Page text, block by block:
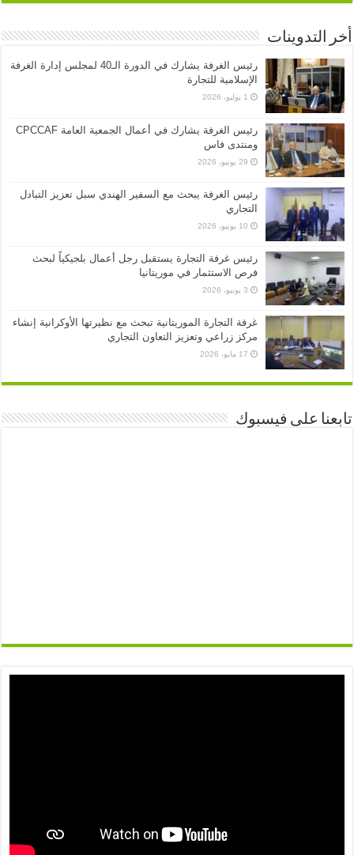
أخر التدوينات
رئيس الغرفة يشارك في الدورة الـ40 لمجلس إدارة الغرفة
الإسلامية للتجارة
1 يوليو، 2026
رئيس الغرفة يشارك في أعمال الجمعية العامة CPCCAF
ومنتدى فاس
29 يونيو، 2026
رئيس الغرفة يبحث مع السفير الهندي سبل تعزيز التبادل
التجاري
10 يونيو، 2026
رئيس غرفة التجارة يستقبل رجل أعمال بلجيكياً لبحث
فرص الاستثمار في موريتانيا
3 يونيو، 2026
غرفة التجارة الموريتانية تبحث مع نظيرتها الأوكرانية إنشاء
مركز زراعي وتعزيز التعاون التجاري
17 مايو، 2026
تابعنا على فيسبوك